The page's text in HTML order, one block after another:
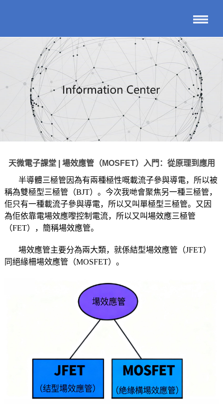
天微電子課堂 | 場效應管（MOSFET）入門：從原理到應用
半導體三極管因為有兩種極性嘅載流子參與導電，所以被
稱為雙極型三極管（BJT）。今次我哋會聚焦另一種三極管，
佢只有一種載流子參與導電，所以又叫單極型三極管。又因
為佢依靠電場效應嚟控制電流，所以又叫場效應三極管
（FET），簡稱場效應管。
場效應管主要分為兩大類，就係結型場效應管（JFET）
同絕緣柵場效應管（MOSFET）。